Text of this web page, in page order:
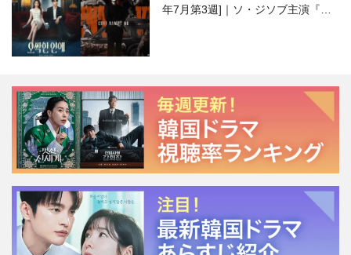
年7月第3週]｜ソ・ジソブ主演『エ